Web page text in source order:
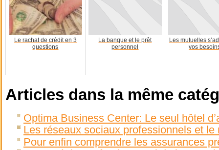
Le rachat de crédit en 3
questions
La banque et le prêt
personnel
Les mutuelles
vos
Articles dans la même
Optima Business Center: Le seul hôtel
Les réseaux sociaux professionnels et le
Pour enfin comprendre les assurances